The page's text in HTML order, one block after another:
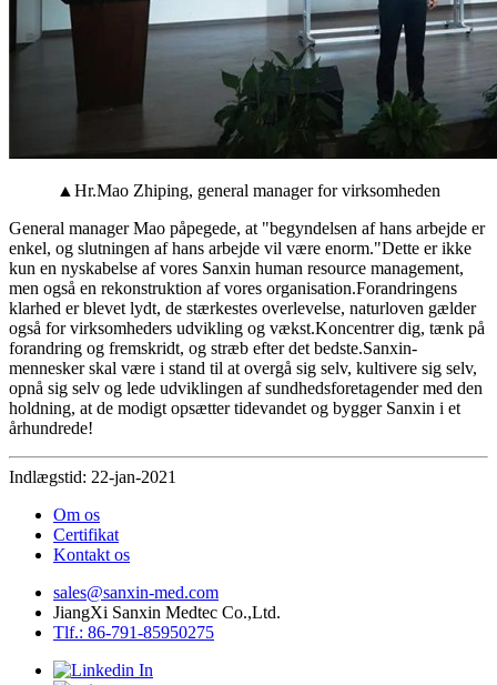
▲Hr.Mao Zhiping, general manager for virksomheden
General manager Mao påpegede, at "begyndelsen af ​​hans arbejde er
enkel, og slutningen af ​​hans arbejde vil være enorm."Dette er ikke
kun en nyskabelse af vores Sanxin human resource management,
men også en rekonstruktion af vores organisation.Forandringens
klarhed er blevet lydt, de stærkestes overlevelse, naturloven gælder
også for virksomheders udvikling og vækst.Koncentrer dig, tænk på
forandring og fremskridt, og stræb efter det bedste.Sanxin-
mennesker skal være i stand til at overgå sig selv, kultivere sig selv,
opnå sig selv og lede udviklingen af ​​sundhedsforetagender med den
holdning, at de modigt opsætter tidevandet og bygger Sanxin i et
århundrede!
Indlægstid: 22-jan-2021
Om os
Certifikat
Kontakt os
sales@sanxin-med.com
JiangXi Sanxin Medtec Co.,Ltd.
Tlf.: 86-791-85950275